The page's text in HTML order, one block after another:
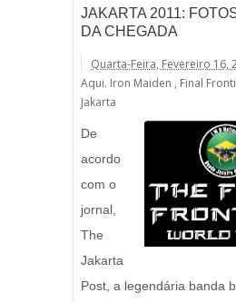
JAKARTA 2011:
DA CHEGADA
Quarta-Feira, Fevereiro 16,
Aqui. Iron Maiden , Final
Jakarta
De
acordo
com o
jornal,
The
Jakarta
Post, a legendária banda